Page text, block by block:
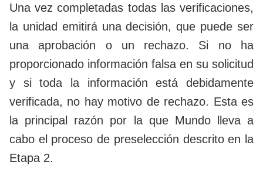
Una vez completadas todas las verificaciones,
la unidad emitirá una decisión, que puede ser
una aprobación o un rechazo. Si no ha
proporcionado información falsa en su solicitud
y si toda la información está debidamente
verificada, no hay motivo de rechazo. Esta es
la principal razón por la que Mundo lleva a
cabo el proceso de preselección descrito en la
Etapa 2.